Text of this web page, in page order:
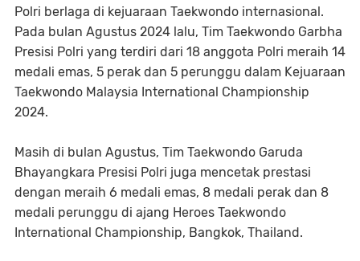
Polri berlaga di kejuaraan Taekwondo internasional.
Pada bulan Agustus 2024 lalu, Tim Taekwondo Garbha
Presisi Polri yang terdiri dari 18 anggota Polri meraih 14
medali emas, 5 perak dan 5 perunggu dalam Kejuaraan
Taekwondo Malaysia International Championship
2024.
Masih di bulan Agustus, Tim Taekwondo Garuda
Bhayangkara Presisi Polri juga mencetak prestasi
dengan meraih 6 medali emas, 8 medali perak dan 8
medali perunggu di ajang Heroes Taekwondo
International Championship, Bangkok, Thailand.